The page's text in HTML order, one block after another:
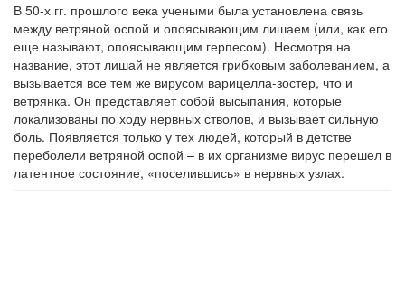
В 50-х гг. прошлого века учеными была установлена связь
между ветряной оспой и опоясывающим лишаем (или, как его
еще называют, опоясывающим герпесом). Несмотря на
название, этот лишай не является грибковым заболеванием, а
вызывается все тем же вирусом варицелла-зостер, что и
ветрянка. Он представляет собой высыпания, которые
локализованы по ходу нервных стволов, и вызывает сильную
боль. Появляется только у тех людей, который в детстве
переболели ветряной оспой – в их организме вирус перешел в
латентное состояние, «поселившись» в нервных узлах.